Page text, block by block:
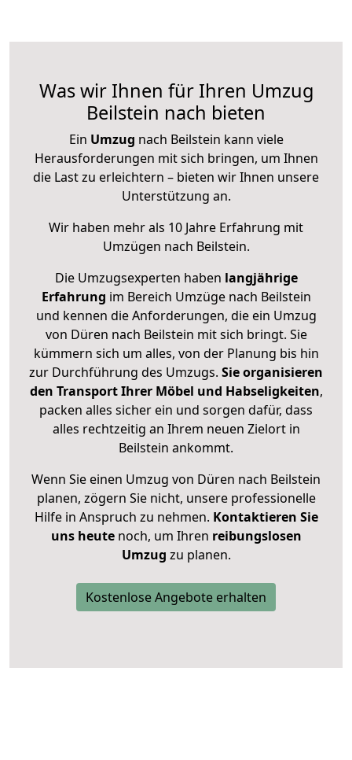
Was wir Ihnen für Ihren Umzug
Beilstein nach bieten
Ein Umzug nach Beilstein kann viele
Herausforderungen mit sich bringen, um Ihnen
die Last zu erleichtern – bieten wir Ihnen unsere
Unterstützung an.
Wir haben mehr als 10 Jahre Erfahrung mit
Umzügen nach Beilstein.
Die Umzugsexperten haben langjährige
Erfahrung im Bereich Umzüge nach Beilstein
und kennen die Anforderungen, die ein Umzug
von Düren nach Beilstein mit sich bringt. Sie
kümmern sich um alles, von der Planung bis hin
zur Durchführung des Umzugs. Sie organisieren
den Transport Ihrer Möbel und Habseligkeiten,
packen alles sicher ein und sorgen dafür, dass
alles rechtzeitig an Ihrem neuen Zielort in
Beilstein ankommt.
Wenn Sie einen Umzug von Düren nach Beilstein
planen, zögern Sie nicht, unsere professionelle
Hilfe in Anspruch zu nehmen. Kontaktieren Sie
uns heutenoch, um Ihren reibungslosen
Umzug zu planen.
Kostenlose Angebote erhalten